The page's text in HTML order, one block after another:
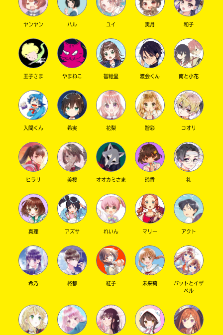
キーワードから探す
オフィシャルアカウント
SNSでシェアする
ヤンヤン ハル ユイ 実月 和子
王子さま やまねこ 智絵里 渡会くん 南と小花
入間くん 希実 花梨 智彩 コオリ
ヒラリ 美桜 オオカミさま 玲香 礼
真理 アズサ れいん マリー アクト
希乃 柊都 紅子 未来莉
パットとイザ
ベル